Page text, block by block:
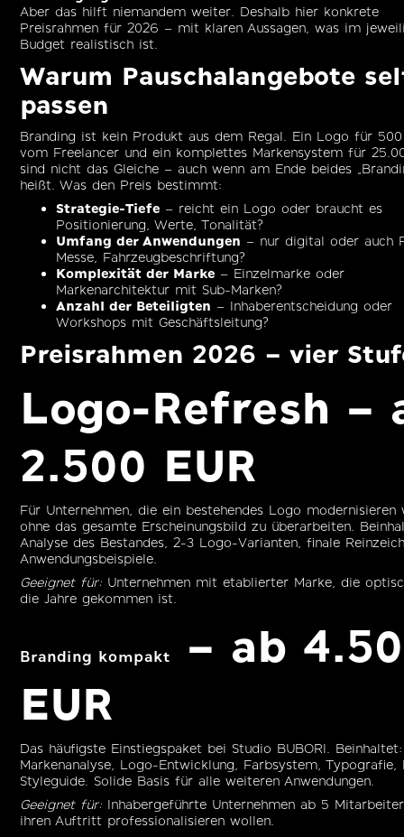
Aber das hilft niemandem weiter. Deshalb hier konkrete
Preisrahmen für 2026 – mit klaren Aussagen, was im
Budget realistisch ist.
Warum Pauschalangebote
passen
Branding ist kein Produkt aus dem Regal. Ein Logo für
vom Freelancer und ein komplettes Markensystem für
sind nicht das Gleiche – auch wenn am Ende beides
heißt. Was den Preis bestimmt:
Strategie-Tiefe – reicht ein Logo oder braucht es
Positionierung, Werte, Tonalität?
Umfang der Anwendungen – nur digital oder auch
Messe, Fahrzeugbeschriftung?
Komplexität der Marke – Einzelmarke oder
Markenarchitektur mit Sub-Marken?
Anzahl der Beteiligten – Inhaberentscheidung oder
Workshops mit Geschäftsleitung?
Preisrahmen 2026 – vier
Logo-Refresh –
2.500 EUR
Für Unternehmen, die ein bestehendes Logo modernisieren
ohne das gesamte Erscheinungsbild zu überarbeiten.
Analyse des Bestandes, 2-3 Logo-Varianten, finale
Anwendungsbeispiele.
Geeignet für: Unternehmen mit etablierter Marke, die
die Jahre gekommen ist.
Branding kompakt
– ab
EUR
Das häufigste Einstiegspaket bei Studio BUBORI. Beinhaltet:
Markenanalyse, Logo-Entwicklung, Farbsystem, Typografie,
Styleguide. Solide Basis für alle weiteren Anwendungen.
Geeignet für: Inhabergeführte Unternehmen ab 5
ihren Auftritt professionalisieren wollen.